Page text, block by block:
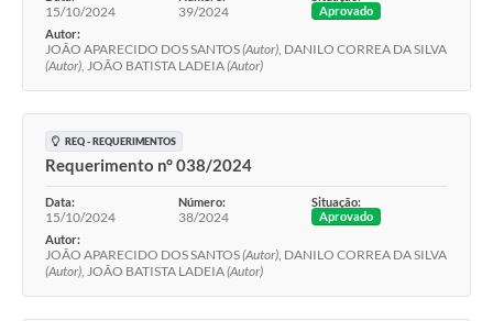
15/10/2024 39/2024
Aprovado
Autor:
JOÃO APARECIDO DOS SANTOS(Autor), DANILO CORREA DA SILVA
(Autor), JOÃO BATISTA LADEIA(Autor)
REQ - REQUERIMENTOS
Requerimento n° 038/2024
Data:
15/10/2024
Número:
38/2024
Situação:
Aprovado
Autor:
JOÃO APARECIDO DOS SANTOS(Autor), DANILO CORREA DA SILVA
(Autor), JOÃO BATISTA LADEIA(Autor)